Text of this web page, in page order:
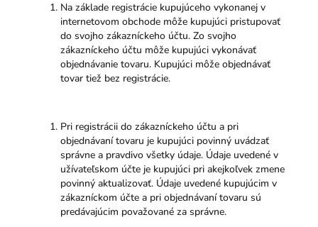
Na základe registrácie kupujúceho vykonanej v
internetovom obchode môže kupujúci pristupovať
do svojho zákazníckeho účtu. Zo svojho
zákazníckeho účtu môže kupujúci vykonávať
objednávanie tovaru. Kupujúci môže objednávať
tovar tiež bez registrácie.
Pri registrácii do zákazníckeho účtu a pri
objednávaní tovaru je kupujúci povinný uvádzať
správne a pravdivo všetky údaje. Údaje uvedené v
užívateľskom účte je kupujúci pri akejkoľvek zmene
povinný aktualizovať. Údaje uvedené kupujúcim v
zákazníckom účte a pri objednávaní tovaru sú
predávajúcim považované za správne.